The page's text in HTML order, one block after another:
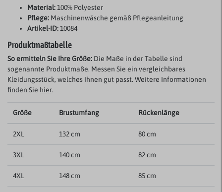
Material:100% Polyester
Pflege: Maschinenwäsche gemäß Pflegeanleitung
Artikel-ID:10084
Produktmaßtabelle
So ermitteln Sie Ihre Größe: Die Maße in der Tabelle sind
sogenannte Produktmaße. Messen Sie ein vergleichbares
Kleidungsstück, welches Ihnen gut passt. Weitere Informationen
finden Sie hier.
Größe Brustumfang Rückenlänge
2XL 132 cm 80 cm
3XL 140 cm 82 cm
4XL 148 cm 85 cm